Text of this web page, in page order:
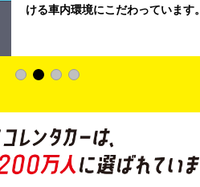
ける車内環境にこだわっています。